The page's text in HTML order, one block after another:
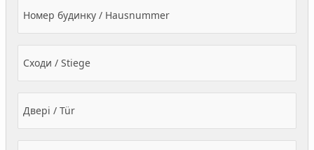
Номер будинку / Hausnummer
Сходи / Stiege
Двері / Tür